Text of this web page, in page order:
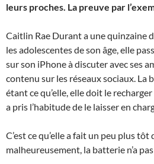
leurs proches. La preuve par
Caitlin Rae Durant a une quinzaine
les adolescentes de son âge, elle
sur son iPhone à discuter avec ses
contenu sur les réseaux sociaux. La
étant ce qu’elle, elle doit le
a pris l’habitude de le laisser en
C’est ce qu’elle a fait un peu plus
malheureusement, la batterie n’a